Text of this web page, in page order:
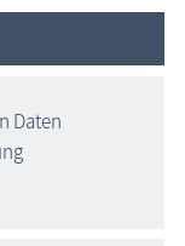
Daten